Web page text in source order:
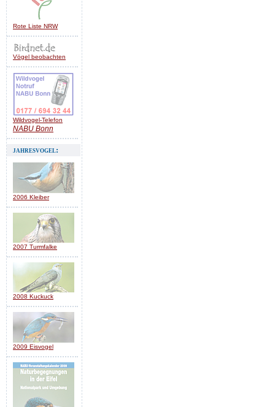
Rote Liste NRW
Vögel beobachten
Wildvogel-Telefon
NABU Bonn
jahresvogel:
2006 Kleiber
2007 Turmfalke
2008 Kuckuck
2009 Eisvogel